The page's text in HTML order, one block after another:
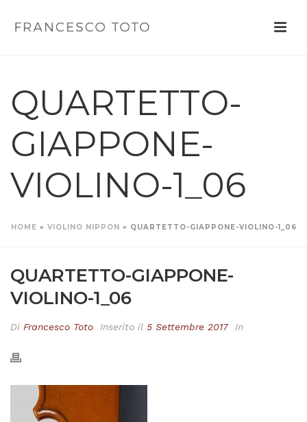
QUARTETTO-
GIAPPONE-
VIOLINO-1_06
HOME » VIOLINO NIPPON » QUARTETTO-GIAPPONE-VIOLINO-1_06
QUARTETTO-GIAPPONE-
VIOLINO-1_06
Di Francesco Toto Inserito il 5 Settembre 2017 In